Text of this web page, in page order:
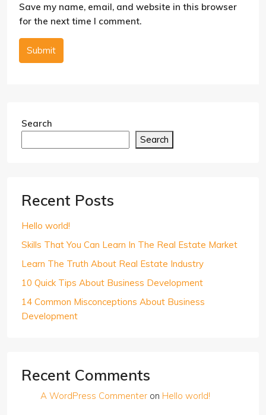
Save my name, email, and website in this browser
for the next time I comment.
Submit
Search
Search
Recent Posts
Hello world!
Skills That You Can Learn In The Real Estate Market
Learn The Truth About Real Estate Industry
10 Quick Tips About Business Development
14 Common Misconceptions About Business
Development
Recent Comments
A WordPress Commenter on Hello world!